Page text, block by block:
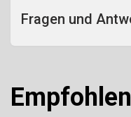
Fragen und